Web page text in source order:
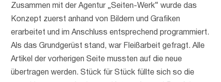
Zusammen mit der Agentur „Seiten-Werk“ wurde das
Konzept zuerst anhand von Bildern und Grafiken
erarbeitet und im Anschluss entsprechend programmiert.
Als das Grundgerüst stand, war Fleißarbeit gefragt. Alle
Artikel der vorherigen Seite mussten auf die neue
übertragen werden. Stück für Stück füllte sich so die